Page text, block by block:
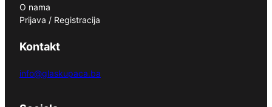
O nama
Prijava / Registracija
Kontakt
info@glaskupaca.ba